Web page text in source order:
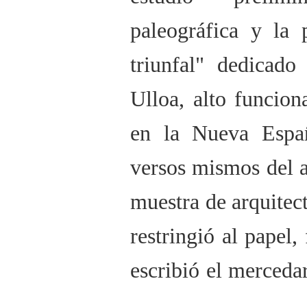
paleográfica y la
triunfal"
Ulloa, alto
en la Nueva
versos mismos del
muestra de
restringió al papel,
escribió el